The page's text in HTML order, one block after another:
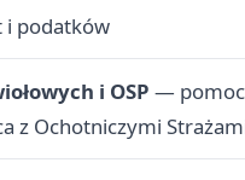
i podatków
i OSP — pomoc
z Ochotniczymi